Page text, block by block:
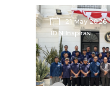
21 May 2026
IDN Inspirasi